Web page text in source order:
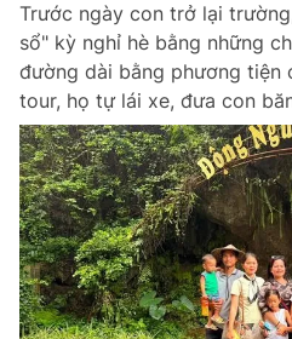
Trước ngày con trở lại
sổ" kỳ nghỉ hè bằng những
đường dài bằng phương tiện
tour, họ tự lái xe, đưa con